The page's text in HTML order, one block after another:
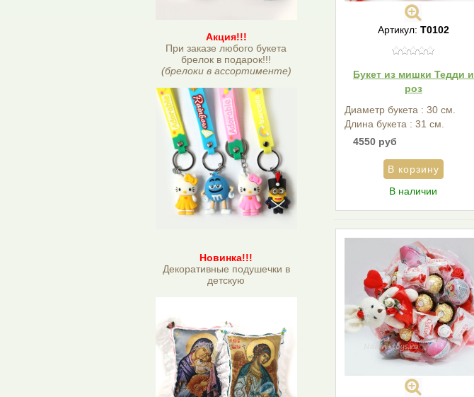
Акция!!!
При заказе любого букета
брелок в подарок!!!
(брелоки в ассортименте)
Новинка!!!
Декоративные подушечки в
детскую
Артикул: Т0102
Букет из мишки Тедди и
роз
Диаметр букета : 30 см.
Длина букета : 31 см.
4550 руб
В наличии